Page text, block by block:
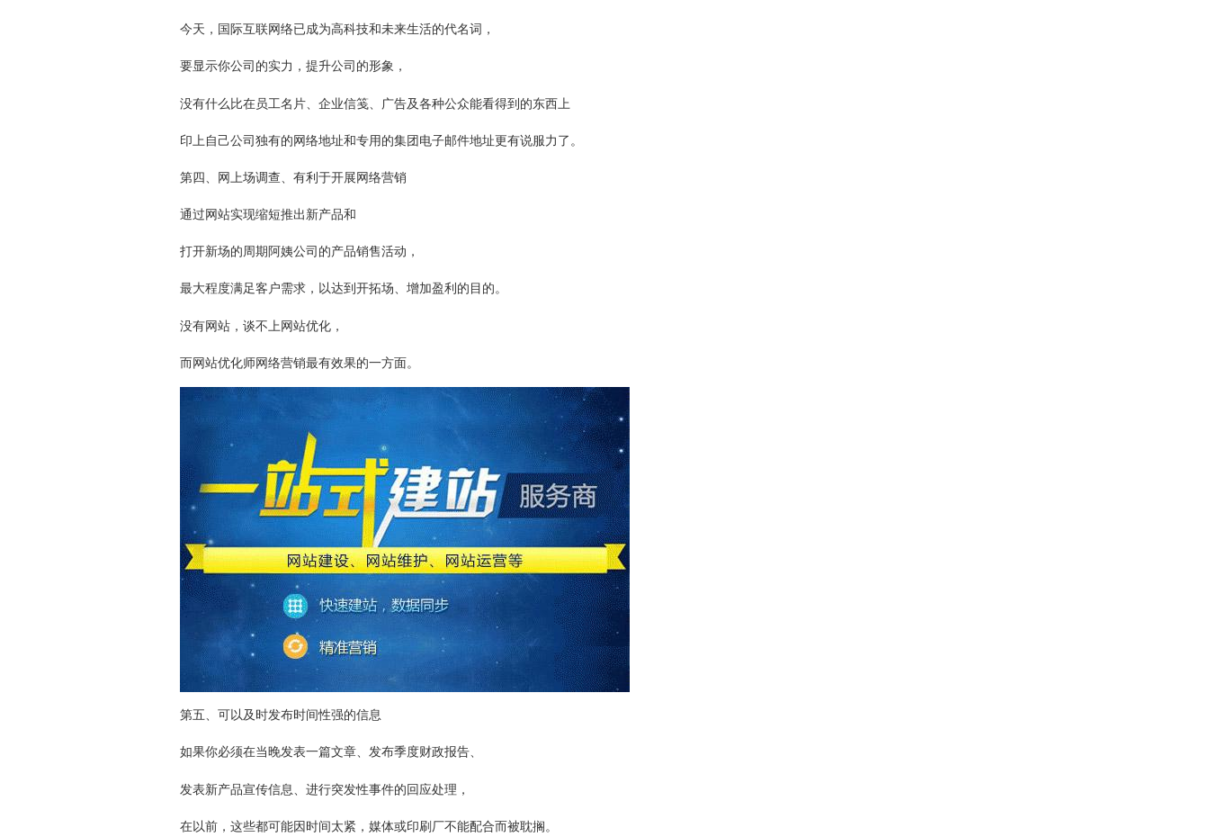
今天，国际互联网络已成为高科技和未来生活的代名词，
要显示你公司的实力，提升公司的形象，
没有什么比在员工名片、企业信笺、广告及各种公众能看得到的东西上
印上自己公司独有的网络地址和专用的集团电子邮件地址更有说服力了。
第四、网上场调查、有利于开展网络营销
通过网站实现缩短推出新产品和
打开新场的周期阿姨公司的产品销售活动，
最大程度满足客户需求，以达到开拓场、增加盈利的目的。
没有网站，谈不上网站优化，
而网站优化师网络营销最有效果的一方面。
第五、可以及时发布时间性强的信息
如果你必须在当晚发表一篇文章、发布季度财政报告、
发表新产品宣传信息、进行突发性事件的回应处理，
在以前，这些都可能因时间太紧，媒体或印刷厂不能配合而被耽搁。